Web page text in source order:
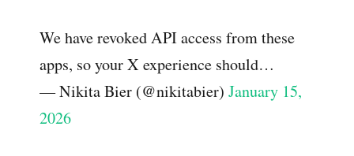
We have revoked API access from these
apps, so your X experience should…
— Nikita Bier (@nikitabier)January 15,
2026